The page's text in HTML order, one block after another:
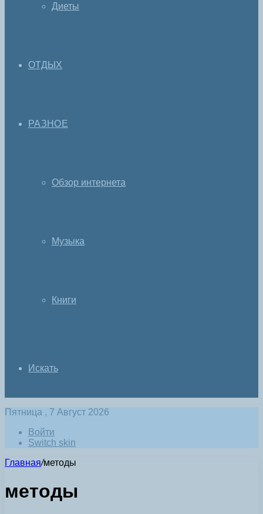
Диеты
ОТДЫХ
РАЗНОЕ
Обзор интернета
Музыка
Книги
Искать
Пятница , 7 Август 2026
Войти
Switch skin
Главная/методы
методы